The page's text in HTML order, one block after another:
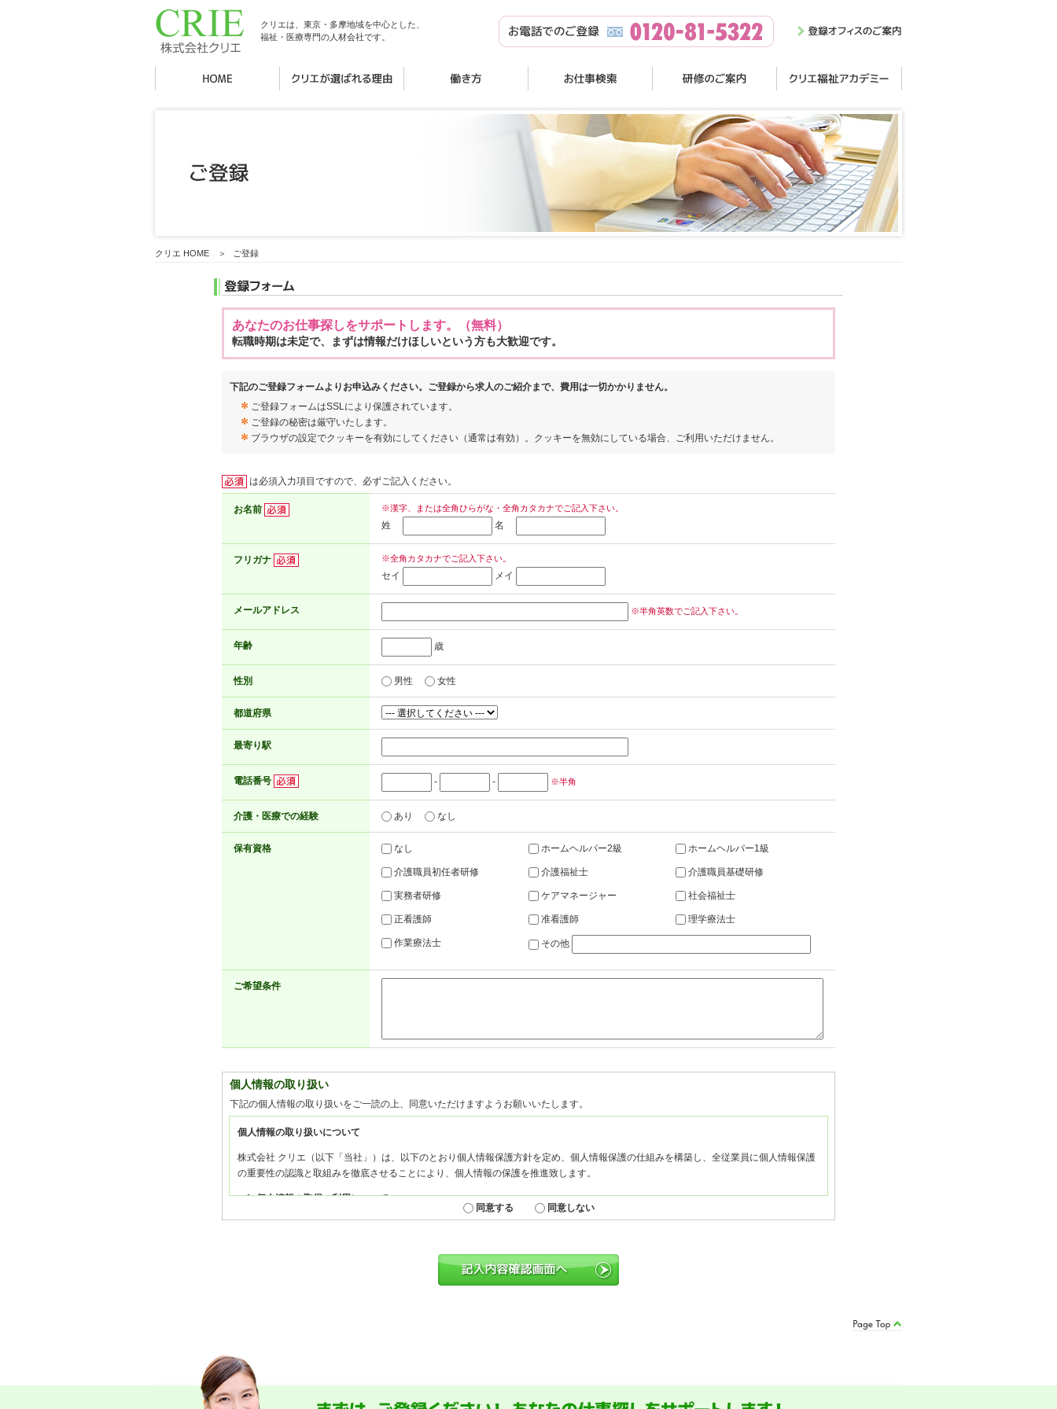
クリエは、東京・多摩地域を中心とした、
福祉・医療専門の人材会社です。
クリエ HOME ＞ ご登録
あなたのお仕事探しをサポートします。（無料）
転職時期は未定で、まずは情報だけほしいという方も大歓迎です。
下記のご登録フォームよりお申込みください。ご登録から求人のご紹介まで、費用は一切かかりません。
ご登録フォームはSSLにより保護されています。
ご登録の秘密は厳守いたします。
ブラウザの設定でクッキーを有効にしてください（通常は有効）。クッキーを無効にしている場合、ご利用いただけません。
は必須入力項目ですので、必ずご記入ください。
お名前 ※漢字、または全角ひらがな・全角カタカナでご記入下さい。
姓 名
フリガナ ※全角カタカナでご記入下さい。
セイ メイ
メールアドレス ※半角英数でご記入下さい。
年齢 歳
性別 男性 女性
都道府県
最寄り駅
電話番号 - - ※半角
介護・医療での経験 あり なし
保有資格 なし ホームヘルパー2級 ホームヘルパー1級
介護職員初任者研修 介護福祉士 介護職員基礎研修
実務者研修 ケアマネージャー 社会福祉士
正看護師 准看護師 理学療法士
作業療法士 その他
ご希望条件
個人情報の取り扱い
下記の個人情報の取り扱いをご一読の上、同意いただけますようお願いいたします。
同意する 同意しない